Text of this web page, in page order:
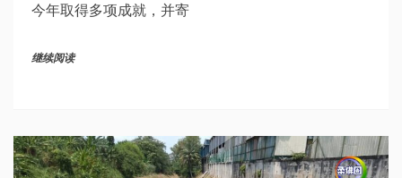
今年取得多项成就，并寄
继续阅读